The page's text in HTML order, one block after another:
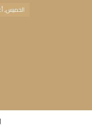
الخميس,